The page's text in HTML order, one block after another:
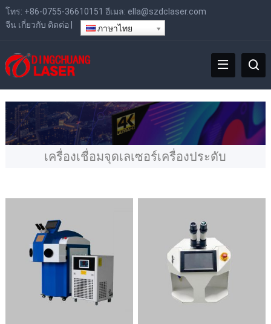
โทร: +86-0755-36610151 อีเมล: ella@szdclaser.com
จีน เกี่ยวกับ ติดต่อ ภาษาไทย
เครื่องเชื่อมจุดเลเซอร์เครื่องประดับ